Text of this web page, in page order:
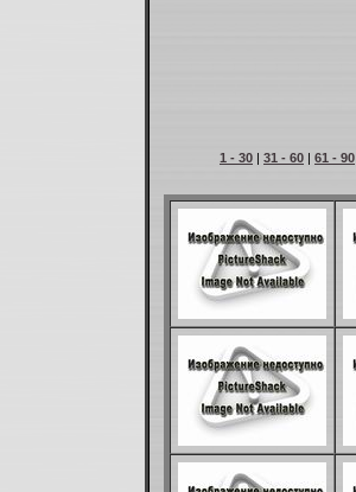
1 - 30 | 31 - 60 | 61 - 90